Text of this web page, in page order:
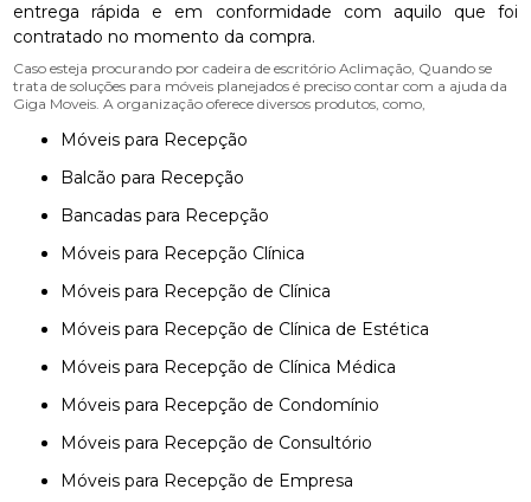
entrega rápida e em conformidade com aquilo que foi
contratado no momento da compra.
Caso esteja procurando por cadeira de escritório Aclimação, Quando se
trata de soluções para móveis planejados é preciso contar com a ajuda da
Giga Moveis. A organização oferece diversos produtos, como,
Móveis para Recepção
Balcão para Recepção
Bancadas para Recepção
Móveis para Recepção Clínica
Móveis para Recepção de Clínica
Móveis para Recepção de Clínica de Estética
Móveis para Recepção de Clínica Médica
Móveis para Recepção de Condomínio
Móveis para Recepção de Consultório
Móveis para Recepção de Empresa